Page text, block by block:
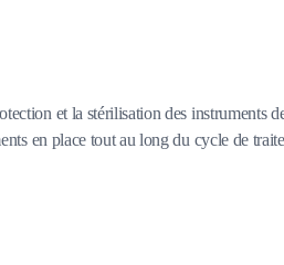
et la stérilisation des instruments
en place tout au long du cycle de